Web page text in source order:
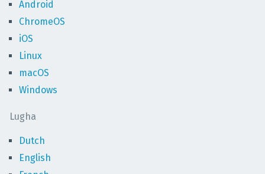
Android
ChromeOS
iOS
Linux
macOS
Windows
Lugha
Dutch
English